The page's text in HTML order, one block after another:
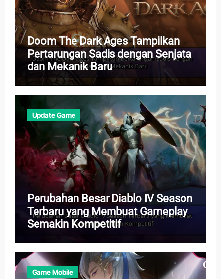
Doom The Dark Ages Tampilkan
Pertarungan Sadis dengan Senjata
dan Mekanik Baru
Update Game
Perubahan Besar Diablo IV Season
Terbaru yang Membuat Gameplay
Semakin Kompetitif
Game Mobile